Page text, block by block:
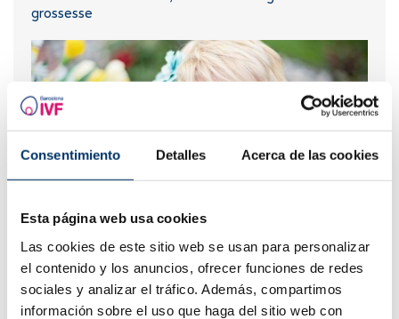
Consentimiento Detalles Acerca de las cookies
Esta página web usa cookies
Las cookies de este sitio web se usan para personalizar
el contenido y los anuncios, ofrecer funciones de redes
sociales y analizar el tráfico. Además, compartimos
información sobre el uso que haga del sitio web con
grossesse
Progestérone,quand doit-on l'utiliser?